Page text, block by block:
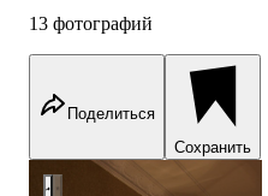
13 фотографий
Поделиться
Сохранить
MDM